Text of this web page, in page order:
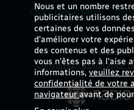
Nous et un nombre
publicitaires utilisons
certaines de vos
d’améliorer votre
des contenus et des
vous n'êtes pas à l'aise
informations,veuillez
confidentialité de votre
navigateuravant de
Choix publicitaires
Problème
Consultez l'assistance